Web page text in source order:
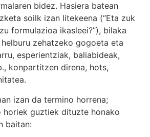
bidez. Hasiera batean
soilk izan litekeena (“Eta zuk
formulazioa ikasleei?”), bilaka
zehatzeko gogoeta eta
esperientziak, baliabideak,
konpartitzen direna, hots,
izan da termino horrena;
horiek guztiek dituzte honako
baitan: